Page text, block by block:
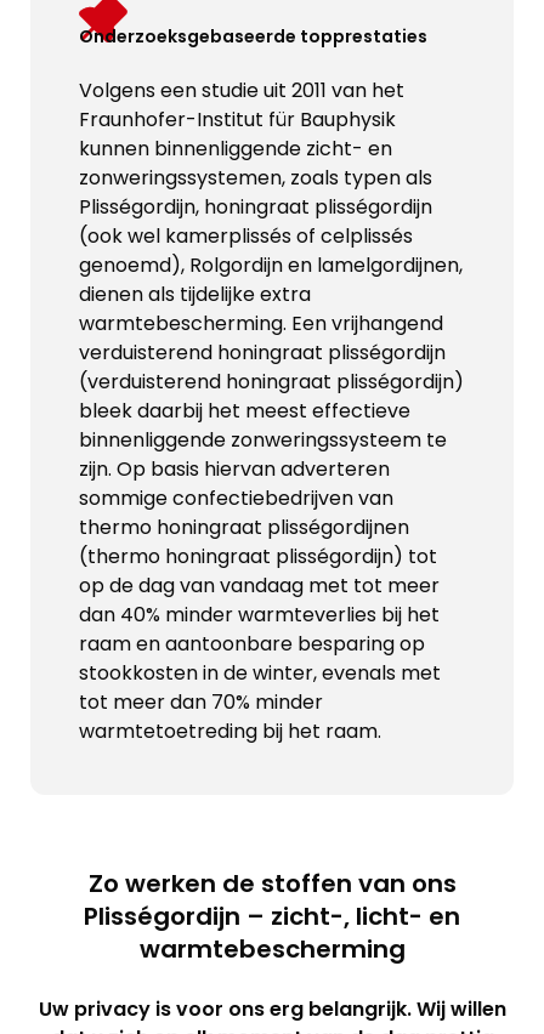
Onderzoeksgebaseerde topprestaties
Volgens een studie uit 2011 van het
Fraunhofer-Institut für Bauphysik
kunnen binnenliggende zicht- en
zonweringssystemen, zoals typen als
Plisségordijn, honingraat plisségordijn
(ook wel kamerplissés of celplissés
genoemd), Rolgordijn en lamelgordijnen,
dienen als tijdelijke extra
warmtebescherming. Een vrijhangend
verduisterend honingraat plisségordijn
(verduisterend honingraat plisségordijn)
bleek daarbij het meest effectieve
binnenliggende zonweringssysteem te
zijn. Op basis hiervan adverteren
sommige confectiebedrijven van
thermo honingraat plisségordijnen
(thermo honingraat plisségordijn) tot
op de dag van vandaag met tot meer
dan 40% minder warmteverlies bij het
raam en aantoonbare besparing op
stookkosten in de winter, evenals met
tot meer dan 70% minder
warmtetoetreding bij het raam.
Zo werken de stoffen van ons
Plisségordijn – zicht-, licht- en
warmtebescherming
Uw privacy is voor ons erg belangrijk. Wij willen